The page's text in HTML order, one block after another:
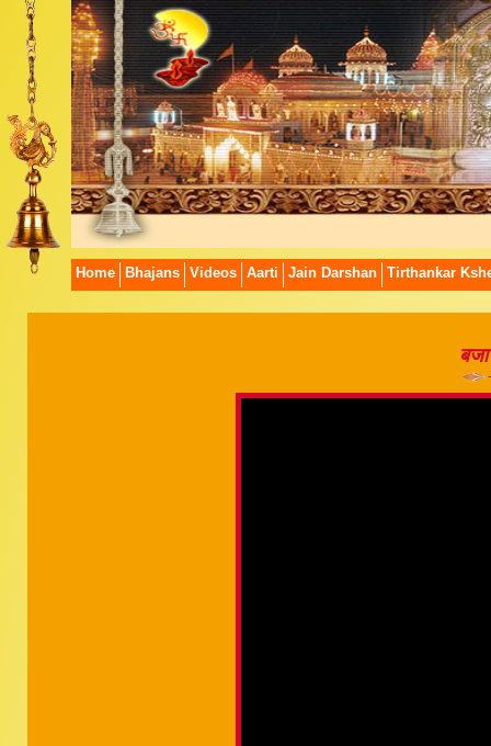
Home Bhajans Videos Aarti Jain Darshan Tirthankar